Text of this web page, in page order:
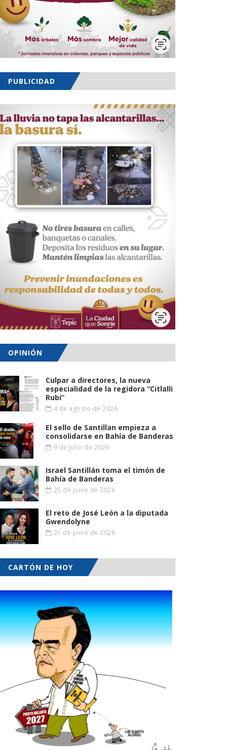
PUBLICIDAD
OPINIÓN
Culpar a directores, la nueva
especialidad de la regidora “Citlalli
Rubi”
4 de agosto de 2026
El sello de Santillan empieza a
consolidarse en Bahía de Banderas
9 de julio de 2026
Israel Santillán toma el timón de
Bahía de Banderas
25 de junio de 2026
El reto de José León a la diputada
Gwendolyne
21 de junio de 2026
CARTÓN DE HOY